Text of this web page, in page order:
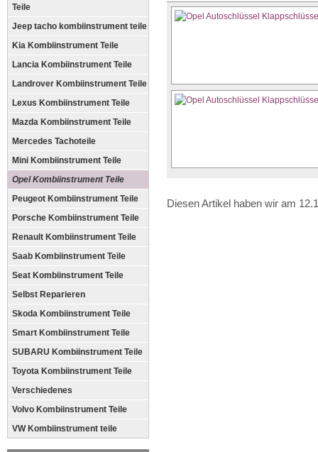
Teile
Jeep tacho kombiinstrument teile
Kia Kombiinstrument Teile
Lancia Kombiinstrument Teile
Landrover Kombiinstrument Teile
Lexus Kombiinstrument Teile
Mazda Kombiinstrument Teile
Mercedes Tachoteile
Mini Kombiinstrument Teile
Opel Kombiinstrument Teile
Peugeot Kombiinstrument Teile
Porsche Kombiinstrument Teile
Renault Kombiinstrument Teile
Saab Kombiinstrument Teile
Seat Kombiinstrument Teile
Selbst Reparieren
Skoda Kombiinstrument Teile
Smart Kombiinstrument Teile
SUBARU Kombiinstrument Teile
Toyota Kombiinstrument Teile
Verschiedenes
Volvo Kombiinstrument Teile
VW Kombiinstrument teile
Diesen Artikel haben wir am